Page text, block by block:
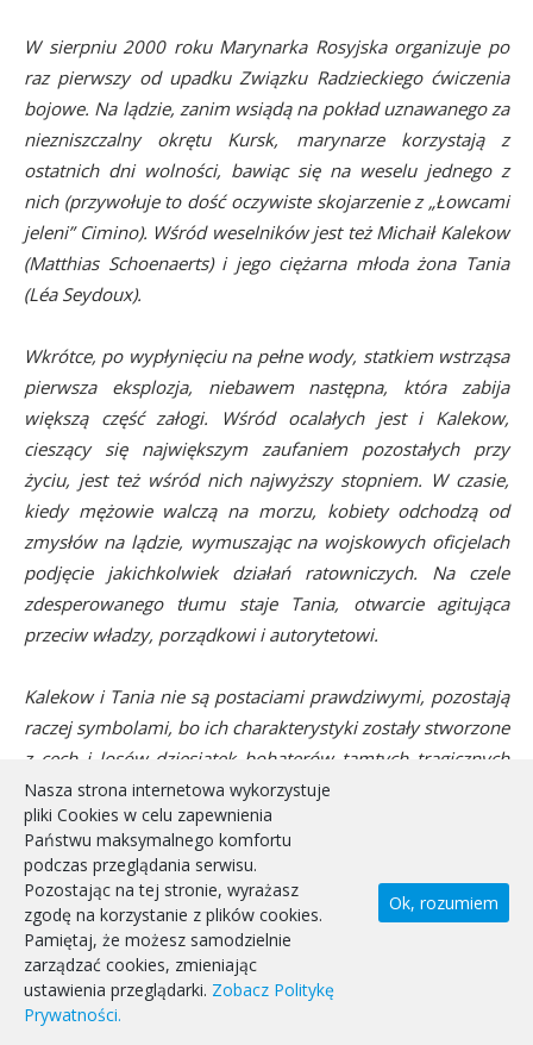
W sierpniu 2000 roku Marynarka Rosyjska organizuje po
raz pierwszy od upadku Związku Radzieckiego ćwiczenia
bojowe. Na lądzie, zanim wsiądą na pokład uznawanego za
niezniszczalny okrętu Kursk, marynarze korzystają z
ostatnich dni wolności, bawiąc się na weselu jednego z
nich (przywołuje to dość oczywiste skojarzenie z „Łowcami
jeleni” Cimino). Wśród weselników jest też Michaił Kalekow
(Matthias Schoenaerts) i jego ciężarna młoda żona Tania
(Léa Seydoux).
Wkrótce, po wypłynięciu na pełne wody, statkiem wstrząsa
pierwsza eksplozja, niebawem następna, która zabija
większą część załogi. Wśród ocalałych jest i Kalekow,
cieszący się największym zaufaniem pozostałych przy
życiu, jest też wśród nich najwyższy stopniem. W czasie,
kiedy mężowie walczą na morzu, kobiety odchodzą od
zmysłów na lądzie, wymuszając na wojskowych oficjelach
podjęcie jakichkolwiek działań ratowniczych. Na czele
zdesperowanego tłumu staje Tania, otwarcie agitująca
przeciw władzy, porządkowi i autorytetowi.
Kalekow i Tania nie są postaciami prawdziwymi, pozostają
raczej symbolami, bo ich charakterystyki zostały stworzone
z cech i losów dziesiątek bohaterów tamtych tragicznych
wydarzeń. Nie ujmuje im to jednak niczego z
autentyczności. Wręcz przeciwnie – pewna ręka
Vinterberga odziera efektowną, spektakularną opowieść z
hollywoodzkiego glamouru, pozostawiając surowy,
przejmujący i realistyczny obraz dramatu. Duńczyk
świetnie korzysta też z przestrzeni i czasu.
W momentach newralgicznych, mimo zastosowania przez
Nasza strona internetowa wykorzystuje
pliki Cookies w celu zapewnienia
Państwu maksymalnego komfortu
podczas przeglądania serwisu.
Pozostając na tej stronie, wyrażasz
zgodę na korzystanie z plików cookies.
Pamiętaj, że możesz samodzielnie
zarządzać cookies, zmieniając
ustawienia przeglądarki. Zobacz Politykę
Prywatności.
Ok, rozumiem